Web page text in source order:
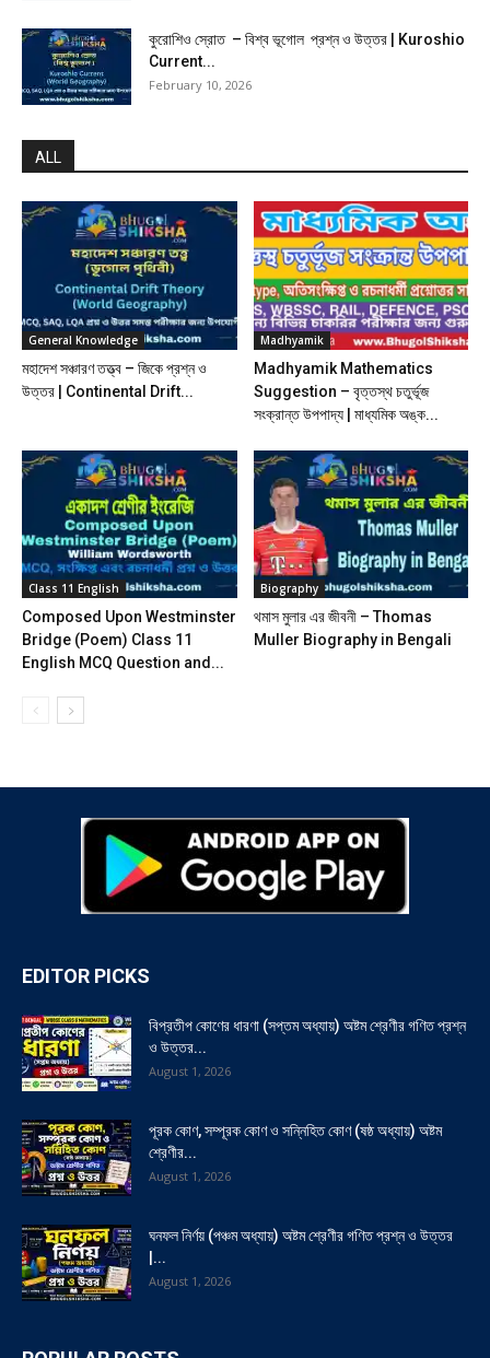
কুরোশিও স্রোত – বিশ্ব ভূগোল প্রশ্ন ও উত্তর | Kuroshio
Current...
February 10, 2026
ALL
General Knowledge
মহাদেশ সঞ্চারণ তত্ত্ব – জিকে প্রশ্ন ও
উত্তর | Continental Drift...
Madhyamik
Madhyamik Mathematics
Suggestion – বৃত্তস্থ চতুর্ভূজ
সংক্রান্ত উপপাদ্য | মাধ্যমিক অঙ্ক...
Class 11 English
Composed Upon Westminster
Bridge (Poem) Class 11
English MCQ Question and...
Biography
থমাস মুলার এর জীবনী – Thomas
Muller Biography in Bengali
EDITOR PICKS
বিপ্রতীপ কোণের ধারণা (সপ্তম অধ্যায়) অষ্টম শ্রেণীর গণিত প্রশ্ন
ও উত্তর...
August 1, 2026
পূরক কোণ, সম্পূরক কোণ ও সন্নিহিত কোণ (ষষ্ঠ অধ্যায়) অষ্টম
শ্রেণীর...
August 1, 2026
ঘনফল নির্ণয় (পঞ্চম অধ্যায়) অষ্টম শ্রেণীর গণিত প্রশ্ন ও উত্তর
|...
August 1, 2026